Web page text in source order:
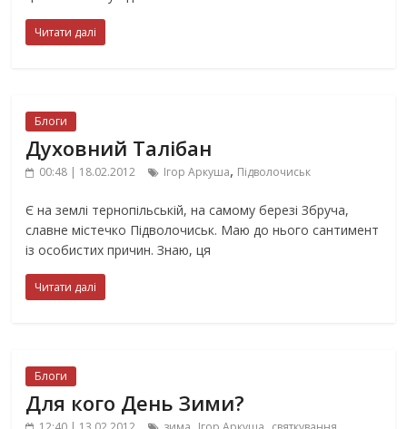
Читати далі
Блоги
Духовний Талібан
00:48 | 18.02.2012 Ігор Аркуша, Підволочиськ
Є на землі тернопільській, на самому березі Збруча,
славне містечко Підволочиськ. Маю до нього сантимент
із особистих причин. Знаю, ця
Читати далі
Блоги
Для кого День Зими?